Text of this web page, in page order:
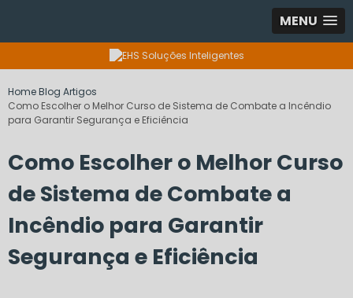
MENU
HomeBlog Artigos
Como Escolher o Melhor Curso de Sistema de Combate a Incêndio
para Garantir Segurança e Eficiência
Como Escolher o Melhor Curso
de Sistema de Combate a
Incêndio para Garantir
Segurança e Eficiência